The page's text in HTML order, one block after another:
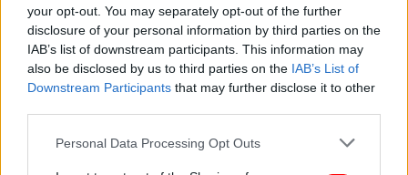
your opt-out. You may separately opt-out of the further
disclosure of your personal information by third parties on the
IAB’s list of downstream participants. This information may
also be disclosed by us to third parties on the IAB’s List of
Downstream Participants that may further disclose it to other
Please note that this website/app uses one or more Google
Personal Data Processing Opt Outs